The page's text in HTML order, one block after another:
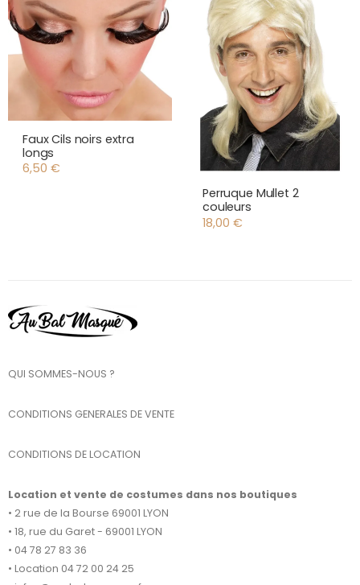
Faux Cils noirs extra
longs
6,50 €
Perruque Mullet 2
couleurs
18,00 €
QUI SOMMES-NOUS ?
CONDITIONS GENERALES DE VENTE
CONDITIONS DE LOCATION
Location et vente de costumes dans nos boutiques
• 2 rue de la Bourse 69001 LYON
• 18, rue du Garet - 69001 LYON
• 04 78 27 83 36
• Location 04 72 00 24 25